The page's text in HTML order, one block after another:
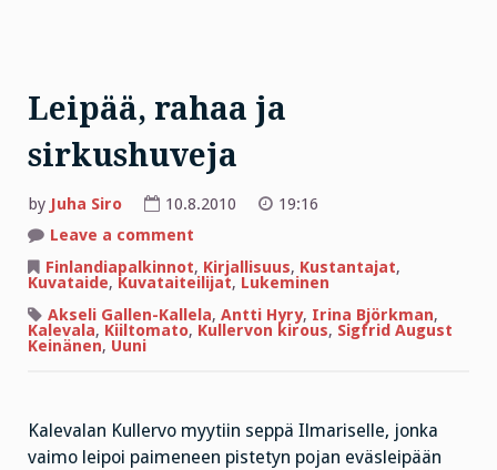
Leipää, rahaa ja
sirkushuveja
by Juha Siro 10.8.2010
19:16
Leave a comment
rahaa
ja
sirkushuveja
Finlandiapalkinnot, Kirjallisuus, Kustantajat,
Kuvataide, Kuvataiteilijat, Lukeminen
Akseli Gallen-Kallela, Antti Hyry, Irina Björkman,
Kalevala, Kiiltomato, Kullervon kirous, Sigfrid August
Keinänen, Uuni
Kalevalan Kullervo myytiin seppä Ilmariselle, jonka
vaimo leipoi paimeneen pistetyn pojan eväsleipään